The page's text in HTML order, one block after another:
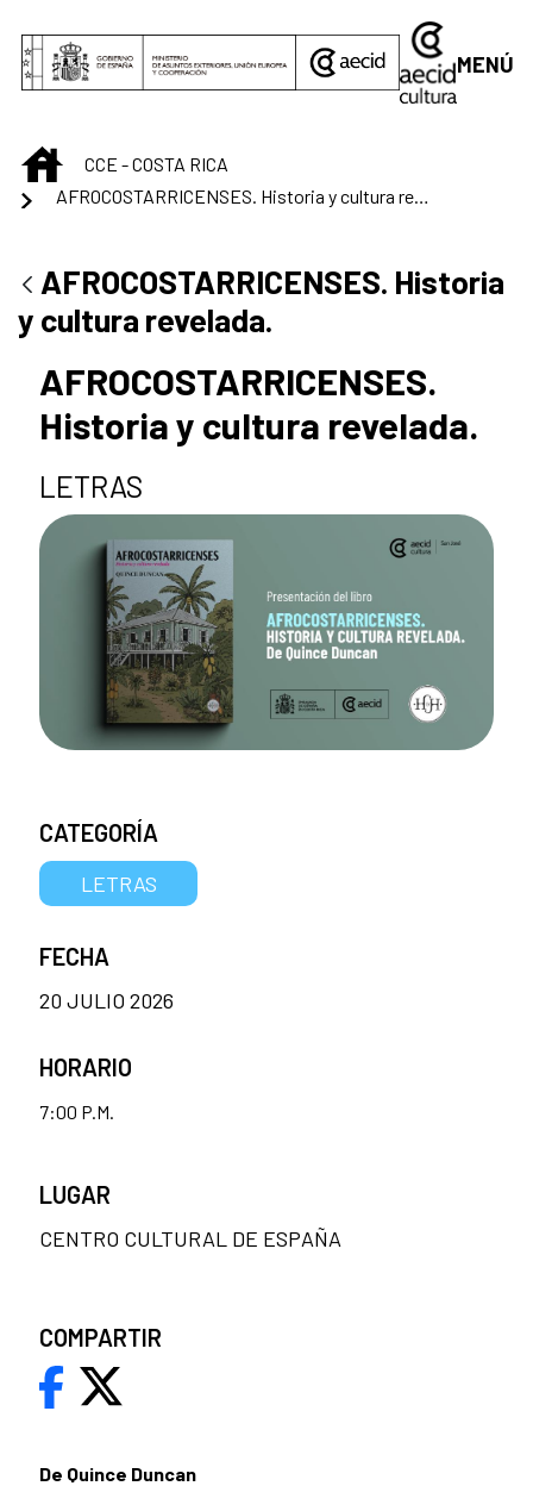
MENÚ
INICIO
CCE - COSTA RICA
AFROCOSTARRICENSES. Historia y cultura revelada.
AFROCOSTARRICENSES. Historia
y cultura revelada.
AFROCOSTARRICENSES.
Historia y cultura revelada.
LETRAS
De Quince Duncan
CATEGORÍA
LETRAS
FECHA
20 JULIO 2026
HORARIO
7:00 P.M.
LUGAR
CENTRO CULTURAL DE ESPAÑA
COMPARTIR